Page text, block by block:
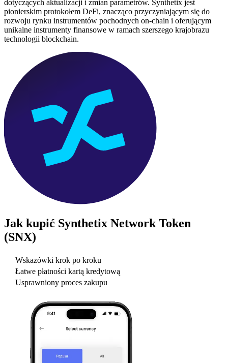
dotyczących aktualizacji i zmian parametrów. Synthetix jest
pionierskim protokołem DeFi, znacząco przyczyniającym się do
rozwoju rynku instrumentów pochodnych on-chain i oferującym
unikalne instrumenty finansowe w ramach szerszego krajobrazu
technologii blockchain.
Jak kupić Synthetix Network Token
(SNX)
Wskazówki krok po kroku
Łatwe płatności kartą kredytową
Usprawniony proces zakupu